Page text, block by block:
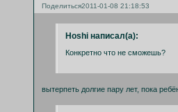
Поделиться2011-01-08 21:18:53
Hoshi написал(а):
Конкретно что не сможешь?
вытерпеть долгие пару лет, пока